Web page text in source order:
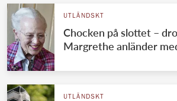
UTLÄNDSKT
Chocken på slottet –
Margrethe anländer
UTLÄNDSKT